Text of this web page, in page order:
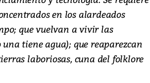
en los alardeados
que vuelvan a vivir las
tiene agua); que reaparezcan
laboriosas, cuna del folklore